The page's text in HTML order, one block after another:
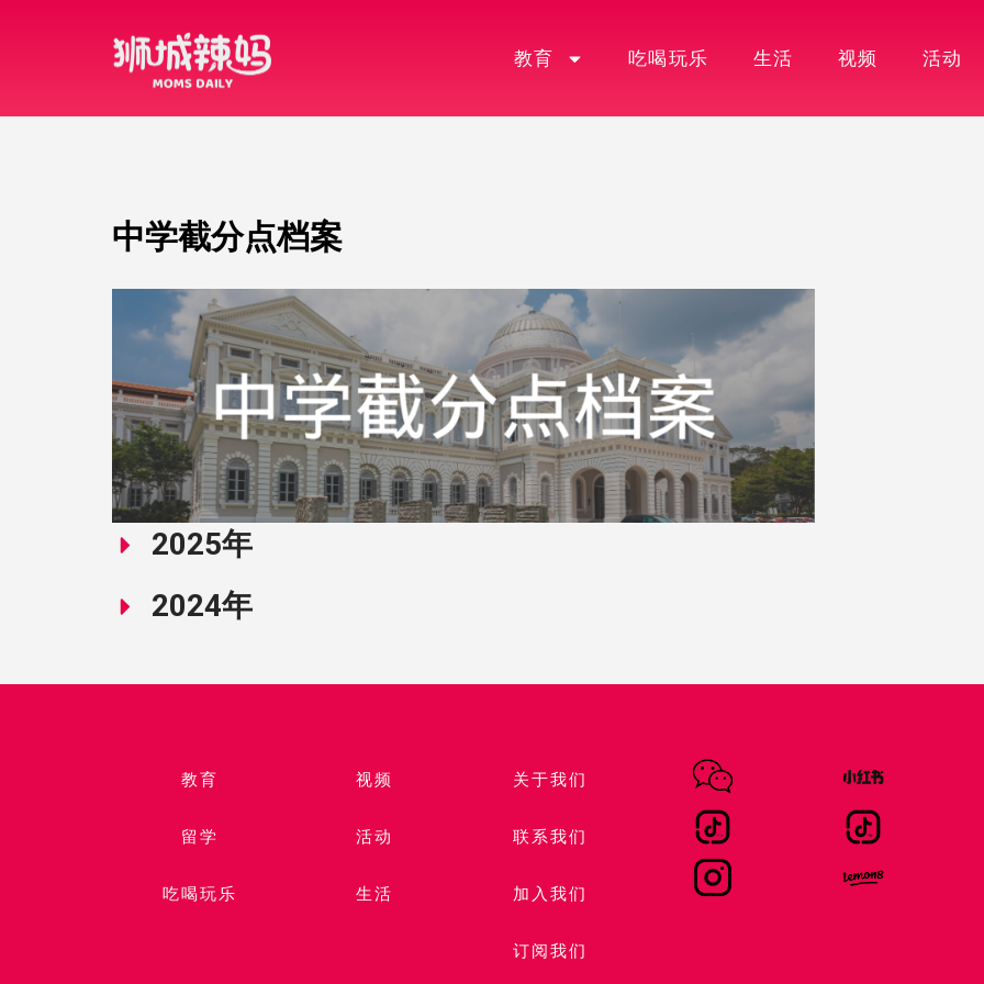
教育 吃喝玩乐 生活 视频 活动
中学截分点档案
2025年
2024年
教育
留学
吃喝玩乐
视频​
活动
生活
关于我们
联系我们
加入我们
订阅我们